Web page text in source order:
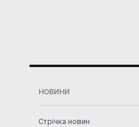
НОВИНИ
Стрічка новин